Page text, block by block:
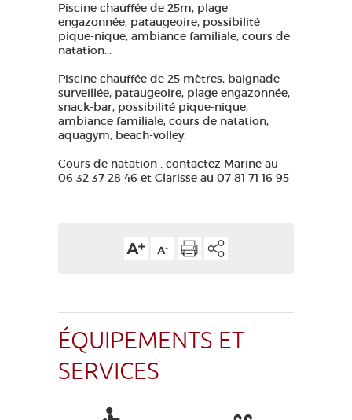
Piscine chauffée de 25m, plage
engazonnée, pataugeoire, possibilité
pique-nique, ambiance familiale, cours de
natation...
Piscine chauffée de 25 mètres, baignade
surveillée, pataugeoire, plage engazonnée,
snack-bar, possibilité pique-nique,
ambiance familiale, cours de natation,
aquagym, beach-volley.
Cours de natation : contactez Marine au
06 32 37 28 46 et Clarisse au 07 81 71 16 95
ÉQUIPEMENTS ET
SERVICES